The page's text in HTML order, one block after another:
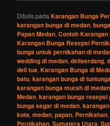
Ditulis pada Karangan Bunga
karangan bunga di medan,bunga
Papan Medan,Contoh Karangan
Karangan Bunga Resepsi
bunga untuk pernikahan di
wedding di medan,deliserdang,
deli tua,Karangan Bunga di
batu,karangan bunga di
karangan bunga murah di medan
Medan,karangan bunga
bunga segar di medan,
kota,medan,papan, Pernikahan
Pernikahan,Sumatera Utara,